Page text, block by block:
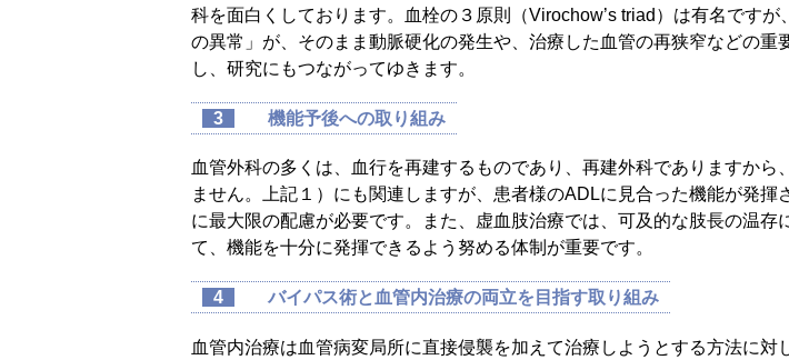
科を面白くしております。血栓の３原則（Virochow’s triad）は有名です
の異常」が、そのまま動脈硬化の発生や、治療した血管の再狭窄などの
し、研究にもつながってゆきます。
3 機能予後への取り組み
血管外科の多くは、血行を再建するものであり、再建外科でありますか
ません。上記１）にも関連しますが、患者様のADLに見合った機能が発
に最大限の配慮が必要です。また、虚血肢治療では、可及的な肢長の温
て、機能を十分に発揮できるよう努める体制が重要です。
4 バイパス術と血管内治療の両立を目指す取り組み
血管内治療は血管病変局所に直接侵襲を加えて治療しようとする方法に